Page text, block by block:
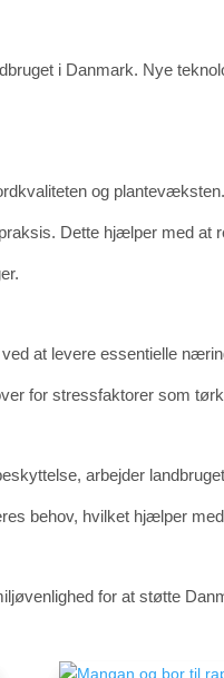
i Danmark. Nye
og
Dette hjælper med at
at levere essentielle
for stressfaktorer som
arbejder
behov, hvilket hjælper
for at støtte